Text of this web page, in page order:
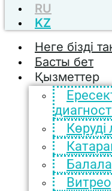
RU
KZ
Неге бізді
Басты бет
Қызметтер
Көруді